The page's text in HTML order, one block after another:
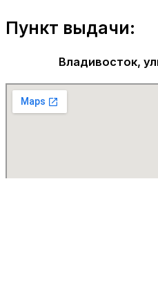
Пункт выдачи:
Владивосток,